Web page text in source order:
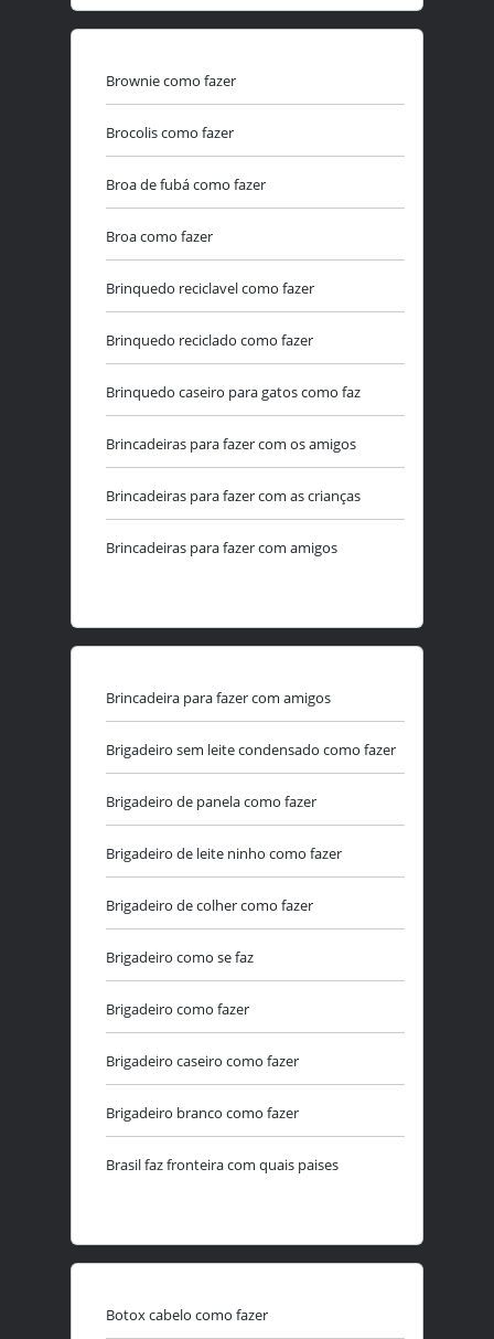
Brownie como fazer
Brocolis como fazer
Broa de fubá como fazer
Broa como fazer
Brinquedo reciclavel como fazer
Brinquedo reciclado como fazer
Brinquedo caseiro para gatos como faz
Brincadeiras para fazer com os amigos
Brincadeiras para fazer com as crianças
Brincadeiras para fazer com amigos
Brincadeira para fazer com amigos
Brigadeiro sem leite condensado como fazer
Brigadeiro de panela como fazer
Brigadeiro de leite ninho como fazer
Brigadeiro de colher como fazer
Brigadeiro como se faz
Brigadeiro como fazer
Brigadeiro caseiro como fazer
Brigadeiro branco como fazer
Brasil faz fronteira com quais paises
Botox cabelo como fazer